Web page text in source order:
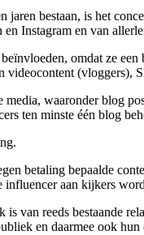
bestaan, is het
Instagram en van
omdat ze
videocontent (vloggers),
waaronder blog
ten minste één blog
betaling bepaalde
influencer aan kijkers
van reeds bestaande
en daarmee ook hun